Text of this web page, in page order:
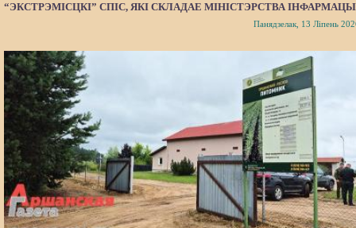
“ЭКСТРЭМІСЦКІ” СПІС, ЯКІ СКЛАДАЕ МІНІСТЭРСТВА
Панядзелак, 13 Ліпень